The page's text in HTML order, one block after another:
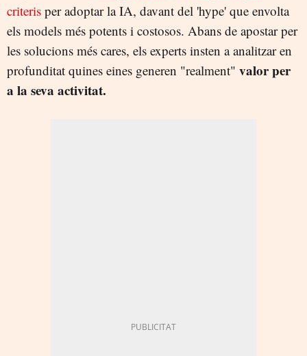
criteris per adoptar la IA, davant del 'hype' que envolta
els models més potents i costosos. Abans de apostar per
les solucions més cares, els experts insten a analitzar en
profunditat quines eines generen "realment" valor per
a la seva activitat.